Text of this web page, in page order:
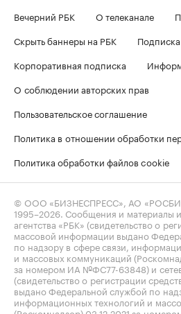
Вечерний РБК
О телеканале
Скрыть баннеры на РБК
Корпоративная подписка
О соблюдении авторских прав
Пользовательское соглашение
Политика в отношении обработки
Политика обработки файлов cookie
© ООО «БИЗНЕСПРЕСС», АО
1995–2026 . Сообщения и материалы
агентства «РБК» (свидетельство о
массовой информации выдано
по надзору в сфере связи,
и массовых коммуникаций
за номером ИА №ФС77-63848) и
(свидетельство о регистрации
выдано Федеральной службой по
информационных технологий и